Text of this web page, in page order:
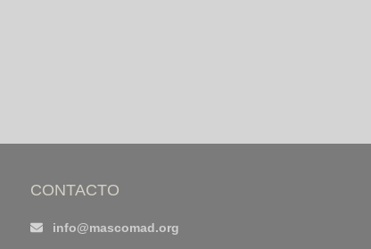
CONTACTO
info@mascomad.org